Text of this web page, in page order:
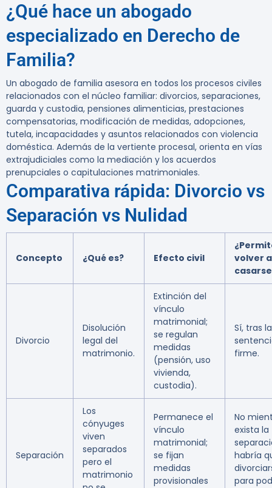
¿Qué hace un abogado
especializado en Derecho de
Familia?
Un abogado de familia asesora en todos los procesos civiles
relacionados con el núcleo familiar: divorcios, separaciones,
guarda y custodia, pensiones alimenticias, prestaciones
compensatorias, modificación de medidas, adopciones,
tutela, incapacidades y asuntos relacionados con violencia
doméstica. Además de la vertiente procesal, orienta en vías
extrajudiciales como la mediación y los acuerdos
prenupciales o capitulaciones matrimoniales.
Comparativa rápida: Divorcio vs
Separación vs Nulidad
Concepto ¿Qué es? Efecto civil
volver a
Divorcio
Disolución
legal del
matrimonio.
Extinción del
vínculo
matrimonial;
se regulan
medidas
(pensión, uso
vivienda,
custodia).
Sí, tras la
firme.
Separación
Los
cónyuges
viven
separados
pero el
matrimonio
Permanece el
vínculo
matrimonial;
se fijan
medidas
provisionales
No
exista la
habría
para